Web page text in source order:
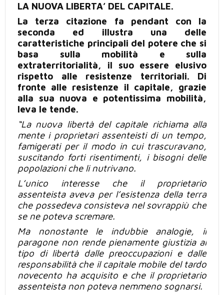
LA NUOVA LIBERTA’ DEL CAPITALE.
La terza citazione fa pendant con la
seconda ed illustra una delle
caratteristiche principali del potere che si
basa sulla mobilità e sulla
extraterritorialità, il suo essere elusivo
rispetto alle resistenze territoriali. Di
fronte alle resistenze il capitale, grazie
alla sua nuova e potentissima mobilità,
leva le tende.
“La nuova libertà del capitale richiama alla
mente i proprietari assenteisti di un tempo,
famigerati per il modo in cui trascuravano,
suscitando forti risentimenti, i bisogni delle
popolazioni che li nutrivano.
L’unico interesse che il proprietario
assenteista aveva per l’esistenza della terra
che possedeva consisteva nel sovrappiù che
se ne poteva scremare.
Ma nonostante le indubbie analogie, il
paragone non rende pienamente giustizia al
tipo di libertà dalle preoccupazioni e dalle
responsabilità che il capitale mobile del tardo
novecento ha acquisito e che il proprietario
assenteista non poteva nemmeno sognarsi.